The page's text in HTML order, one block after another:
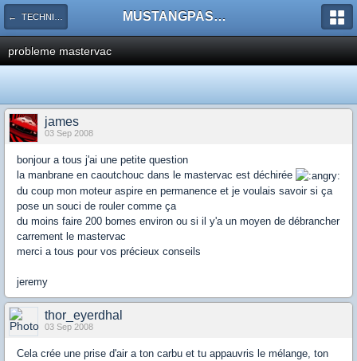
← TECHNIQUE : Transmission & Trains Roulants MUSTANGPASSION
probleme mastervac
james
03 Sep 2008
bonjour a tous j'ai une petite question
la manbrane en caoutchouc dans le mastervac est déchirée
du coup mon moteur aspire en permanence et je voulais savoir si ça
pose un souci de rouler comme ça
du moins faire 200 bornes environ ou si il y'a un moyen de débrancher
carrement le mastervac
merci a tous pour vos précieux conseils
jeremy
thor_eyerdhal
03 Sep 2008
Cela crée une prise d'air a ton carbu et tu appauvris le mélange, ton